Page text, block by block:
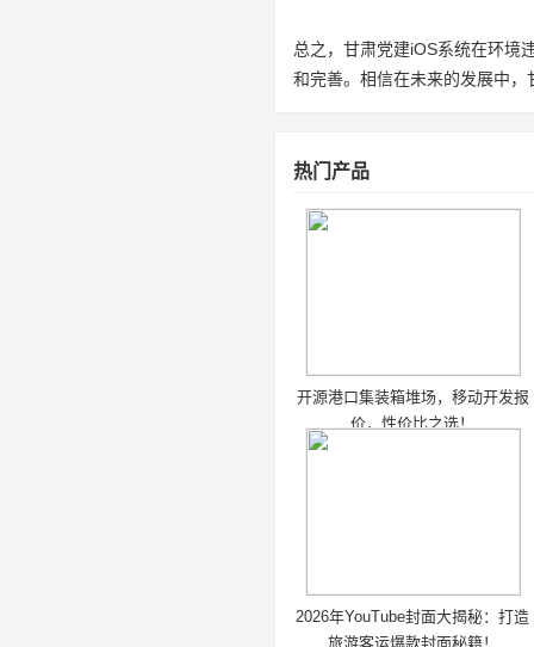
总之，甘肃党建iOS系统在环境
和完善。相信在未来的发展中
热门产品
开源港口集装箱堆场，移动开发报
价，性价比之选！
2026年YouTube封面大揭秘：打造
旅游客运爆款封面秘籍！